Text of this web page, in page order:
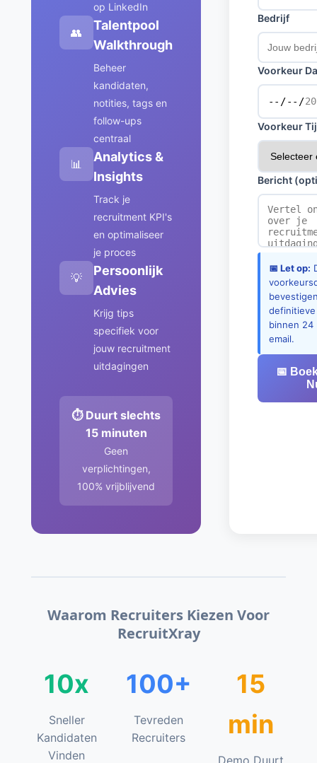
op LinkedIn
👥
Talentpool
Walkthrough
Beheer
kandidaten,
notities, tags en
follow-ups
centraal
📊
Analytics &
Insights
Track je
recruitment KPI's
en optimaliseer
je proces
💡
Persoonlijk
Advies
Krijg tips
specifiek voor
jouw recruitment
uitdagingen
⏱️ Duurt slechts
15 minuten
Geen
verplichtingen,
100% vrijblijvend
Bedrijf
Voorkeur
Voorkeur
Bericht
📅 Let op:
definitieve
binnen 24
email.
📅
Waarom Recruiters Kiezen Voor
RecruitXray
10x
Sneller
Kandidaten
Vinden
100+
Tevreden
Recruiters
15
min
Demo Duurt